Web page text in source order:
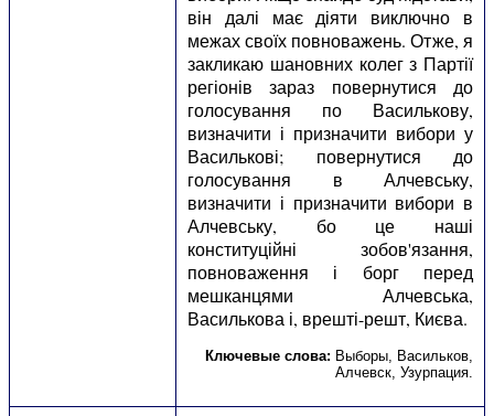
він далі має діяти виключно в
межах своїх повноважень. Отже, я
закликаю шановних колег з Партії
регіонів зараз повернутися до
голосування по Василькову,
визначити і призначити вибори у
Василькові; повернутися до
голосування в Алчевську,
визначити і призначити вибори в
Алчевську, бо це наші
конституційні зобов'язання,
повноваження і борг перед
мешканцями Алчевська,
Василькова і, врешті-решт, Києва.
Ключевые слова: Выборы Васильков
Алчевск Узурпация